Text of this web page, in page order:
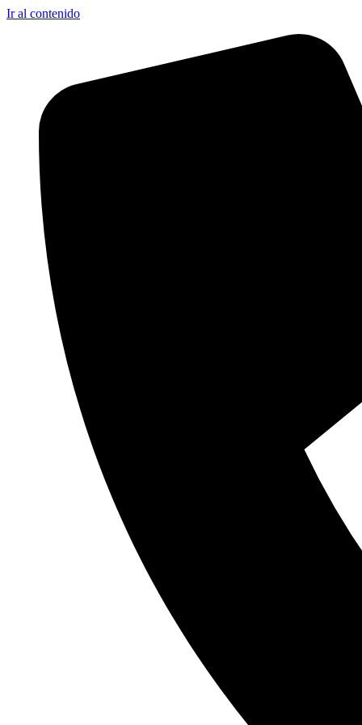
Ir al contenido